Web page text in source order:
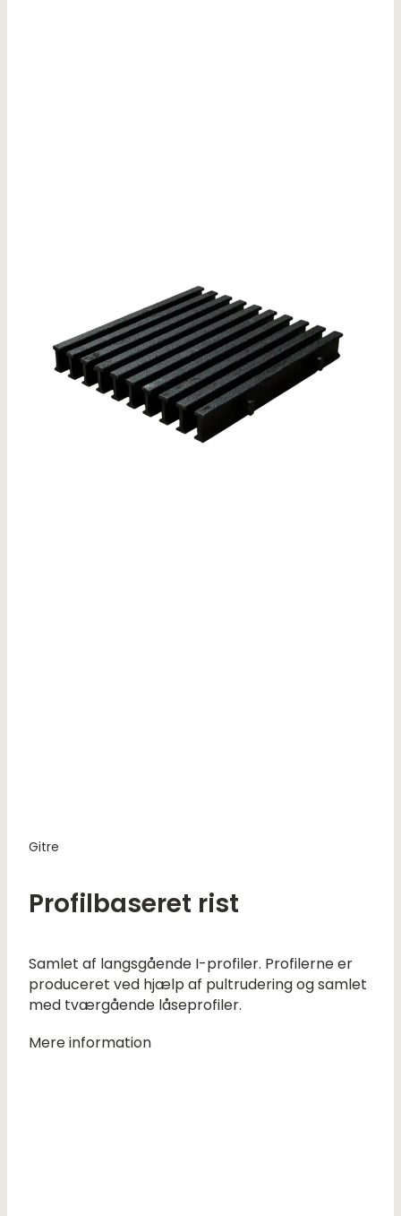
Gitre
Profilbaseret rist
Samlet af langsgående I-profiler. Profilerne er
produceret ved hjælp af pultrudering og samlet
med tværgående låseprofiler.
Mere information